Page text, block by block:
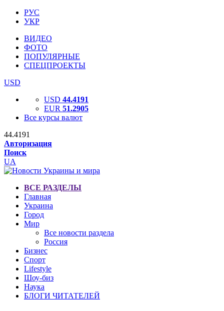
РУС
УКР
ВИДЕО
ФОТО
ПОПУЛЯРНЫЕ
СПЕЦПРОЕКТЫ
USD
USD 44.4191
EUR 51.2905
Все курсы валют
44.4191
Авторизация
Поиск
UA
ВСЕ РАЗДЕЛЫ
Главная
Украина
Город
Мир
Все новости раздела
Россия
Бизнес
Спорт
Lifestyle
Шоу-биз
Наука
БЛОГИ ЧИТАТЕЛЕЙ